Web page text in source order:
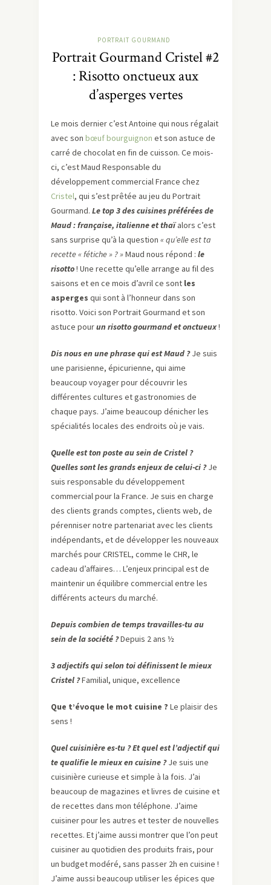
PORTRAIT GOURMAND
Portrait Gourmand Cristel #2
: Risotto onctueux aux
d’asperges vertes
Le mois dernier c’est Antoine qui nous régalait
avec son bœuf bourguignon et son astuce de
carré de chocolat en fin de cuisson. Ce mois-
ci, c’est Maud Responsable du
développement commercial France chez
Cristel, qui s’est prêtée au jeu du Portrait
Gourmand. Le top 3 des cuisines préférées de
Maud : française, italienne et thaïalors c’est
sans surprise qu’à la question « qu’elle est ta
recette « fétiche » ? »Maud nous répond : le
risotto! Une recette qu’elle arrange au fil des
saisons et en ce mois d’avril ce sont les
asperges qui sont à l’honneur dans son
risotto. Voici son Portrait Gourmand et son
astuce pourun risotto gourmand et onctueux!
Dis nous en une phrase qui est Maud ?Je suis
une parisienne, épicurienne, qui aime
beaucoup voyager pour découvrir les
différentes cultures et gastronomies de
chaque pays. J’aime beaucoup dénicher les
spécialités locales des endroits où je vais.
Quelle est ton poste au sein de Cristel ?
Quelles sont les grands enjeux de celui-ci ?Je
suis responsable du développement
commercial pour la France. Je suis en charge
des clients grands comptes, clients web, de
pérenniser notre partenariat avec les clients
indépendants, et de développer les nouveaux
marchés pour CRISTEL, comme le CHR, le
cadeau d’affaires… L’enjeux principal est de
maintenir un équilibre commercial entre les
différents acteurs du marché.
Depuis combien de temps travailles-tu au
sein de la société ?Depuis 2 ans ½
3 adjectifs qui selon toi définissent le mieux
Cristel ?Familial, unique, excellence
Que t’évoque le mot cuisine ? Le plaisir des
sens !
Quel cuisinière es-tu ? Et quel est l’adjectif qui
te qualifie le mieux en cuisine ?Je suis une
cuisinière curieuse et simple à la fois. J’ai
beaucoup de magazines et livres de cuisine et
de recettes dans mon téléphone. J’aime
cuisiner pour les autres et tester de nouvelles
recettes. Et j’aime aussi montrer que l’on peut
cuisiner au quotidien des produits frais, pour
un budget modéré, sans passer 2h en cuisine !
J’aime aussi beaucoup utiliser les épices que